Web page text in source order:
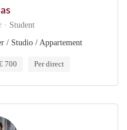
· Student
/ Studio / Appartement
700 Per direct